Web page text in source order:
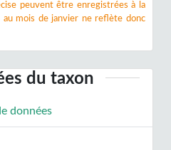
peuvent être enregistrées à la
mois de janvier ne reflète donc
du taxon
données